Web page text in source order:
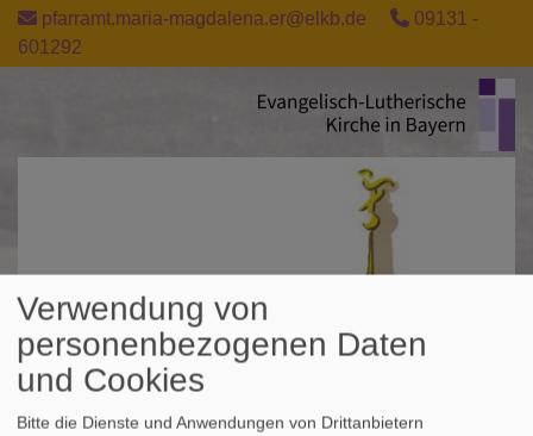
Direkt
zum
Inhalt
pfarramt.maria-magdalena.er@elkb.de
09131 -
601292
Verwendung von
personenbezogenen Daten
und Cookies
Bitte die Dienste und Anwendungen von Drittanbietern